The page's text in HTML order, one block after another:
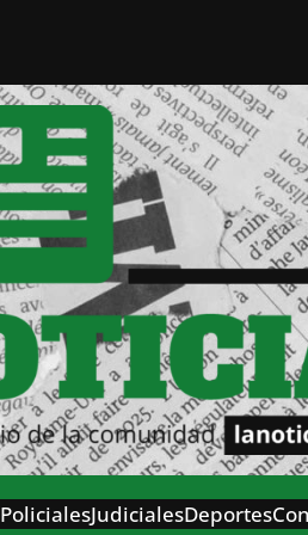
PolicialesJudicialesDeportes